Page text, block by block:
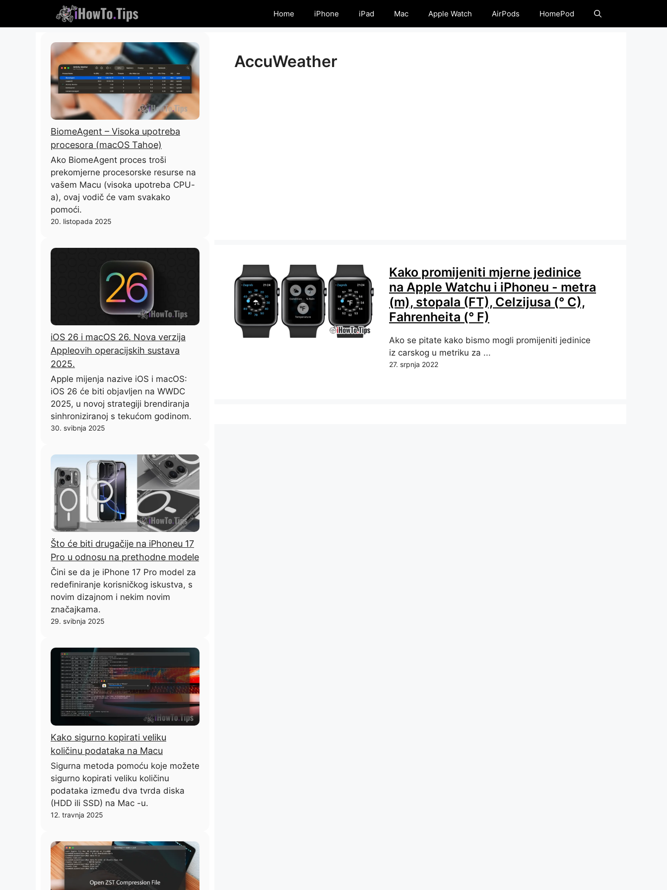
sadržaj
Home iPhone iPad Mac Apple Watch AirPods HomePod
AccuWeather
Kako promijeniti mjerne jedinice
na Apple Watchu i iPhoneu - metra
(m), stopala (FT), Celzijusa (° C),
Fahrenheita (° F)
Ako se pitate kako bismo mogli promijeniti jedinice
iz carskog u metriku za ...
27. srpnja 2022
BiomeAgent – ​​Visoka upotreba
procesora (macOS Tahoe)
Ako BiomeAgent proces troši
prekomjerne procesorske resurse na
vašem Macu (visoka upotreba CPU-
a), ovaj vodič će vam svakako
pomoći.
20. listopada 2025
iOS 26 i macOS 26. Nova verzija
Appleovih operacijskih sustava
2025.
Apple mijenja nazive iOS i macOS:
iOS 26 će biti objavljen na WWDC
2025, u novoj strategiji brendiranja
sinhroniziranoj s tekućom godinom.
30. svibnja 2025
Što će biti drugačije na iPhoneu 17
Pro u odnosu na prethodne modele
Čini se da je iPhone 17 Pro model za
redefiniranje korisničkog iskustva, s
novim dizajnom i nekim novim
značajkama.
29. svibnja 2025
Kako sigurno kopirati veliku
količinu podataka na Macu
Sigurna metoda pomoću koje možete
sigurno kopirati veliku količinu
podataka između dva tvrda diska
(HDD ili SSD) na Mac -u.
12. travnja 2025